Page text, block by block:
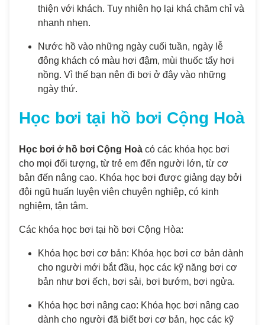
thiện với khách. Tuy nhiên họ lại khá chăm chỉ và
nhanh nhẹn.
Nước hồ vào những ngày cuối tuần, ngày lễ
đông khách có màu hơi đậm, mùi thuốc tẩy hơi
nồng. Vì thế bạn nên đi bơi ở đây vào những
ngày thứ.
Học bơi tại hồ bơi Cộng Hoà
Học bơi ở hồ bơi Cộng Hoà có các khóa học bơi
cho mọi đối tượng, từ trẻ em đến người lớn, từ cơ
bản đến nâng cao. Khóa học bơi được giảng dạy bởi
đội ngũ huấn luyện viên chuyên nghiệp, có kinh
nghiệm, tận tâm.
Các khóa học bơi tại hồ bơi Cộng Hòa:
Khóa học bơi cơ bản: Khóa học bơi cơ bản dành
cho người mới bắt đầu, học các kỹ năng bơi cơ
bản như bơi ếch, bơi sải, bơi bướm, bơi ngửa.
Khóa học bơi nâng cao: Khóa học bơi nâng cao
dành cho người đã biết bơi cơ bản, học các kỹ